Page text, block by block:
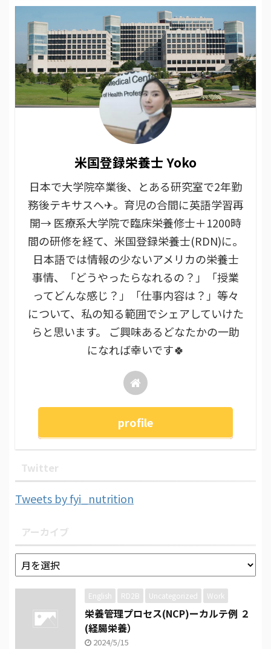
米国登録栄養士 Yoko
日本で大学院卒業後、とある研究室で2年勤
務後テキサスへ✈。育児の合間に英語学習再
開→ 医療系大学院で臨床栄養修士＋1200時
間の研修を経て、米国登録栄養士(RDN)に。
日本語では情報の少ないアメリカの栄養士
事情、「どうやったらなれるの？」「授業
ってどんな感じ？」「仕事内容は？」等々
について、私の知る範囲でシェアしていけた
らと思います。 ご興味あるどなたかの一助
になれば幸いです🍀
profile
Twitter
Tweets by fyi_nutrition
アーカイブ
English RD2B Uncategorized Work
栄養管理プロセス(NCP)ーカルテ例 ２
(経腸栄養）
2024/5/15